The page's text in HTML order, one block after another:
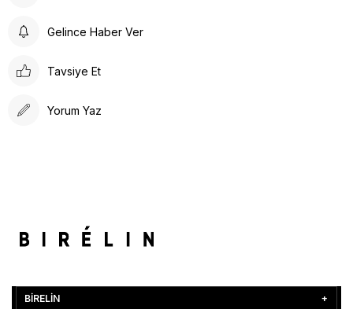
Gelince Haber Ver
Tavsiye Et
Yorum Yaz
BİRELİN